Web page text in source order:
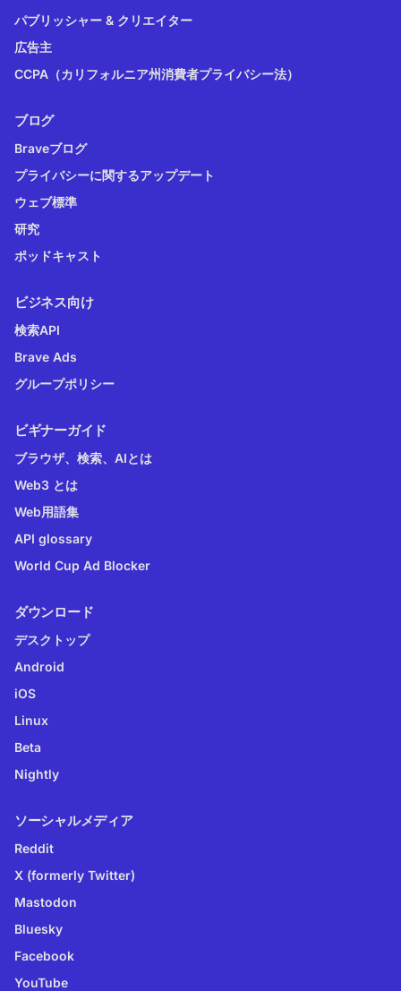
パブリッシャー & クリエイター
広告主
CCPA（カリフォルニア州消費者プライバシー法）
ブログ
Braveブログ
プライバシーに関するアップデート
ウェブ標準
研究
ポッドキャスト
ビジネス向け
検索API
Brave Ads
グループポリシー
ビギナーガイド
ブラウザ、検索、AIとは
Web3 とは
Web用語集
API glossary
World Cup Ad Blocker
ダウンロード
デスクトップ
Android
iOS
Linux
Beta
Nightly
ソーシャルメディア
Reddit
X (formerly Twitter)
Mastodon
Bluesky
Facebook
YouTube